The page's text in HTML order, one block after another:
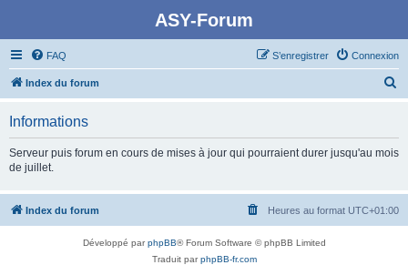
ASY-Forum
FAQ Connexion
S’enregistrer
Index du forum
c
Informations
Serveur puis forum en cours de mises à jour qui pourraient durer jusqu'au mois
de juillet.
Index du forum Heures au format UTC+01:00
Développé parphpBB® Forum Software © phpBB Limited
Traduit parphpBB-fr.com